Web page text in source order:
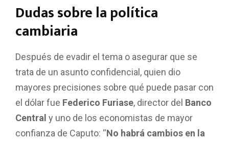
Dudas sobre la política
cambiaria
Después de evadir el tema o asegurar que se
trata de un asunto confidencial, quien dio
mayores precisiones sobre qué puede pasar con
el dólar fue Federico Furiase, director del Banco
Central y uno de los economistas de mayor
confianza de Caputo: “No habrá cambios en la